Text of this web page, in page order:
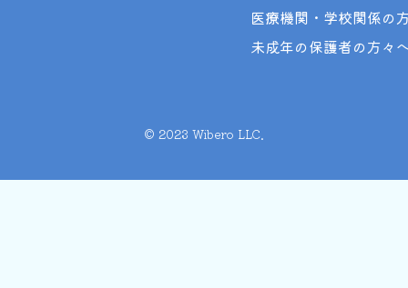
医療機関・学校関係の
未成年の保護者の方々
©︎ 2023 Wibero LLC.